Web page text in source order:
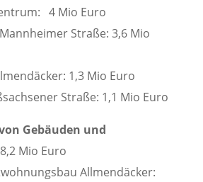
4 Mio Euro
Straße: 3,6 Mio
1,3 Mio Euro
Straße: 1,1 Mio Euro
Gebäuden und
8,2 Mio Euro
Allmendäcker: